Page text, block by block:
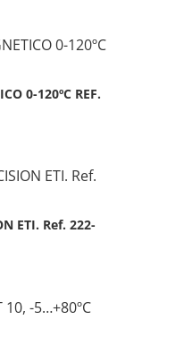
0-120ºC REF.
ETI. Ref. 222-